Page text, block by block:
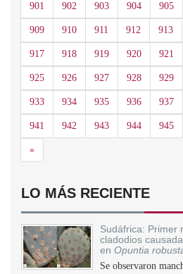
901 902 903 904 905
909 910 911 912 913
917 918 919 920 921
925 926 927 928 929
933 934 935 936 937
941 942 943 944 945
»Siguiente
LO MÁS RECIENTE
Sudáfrica: Primer
cladodios
en Opuntia
Se observaron